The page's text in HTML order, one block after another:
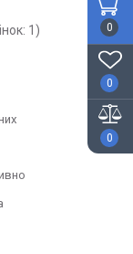
0
0
0
1)